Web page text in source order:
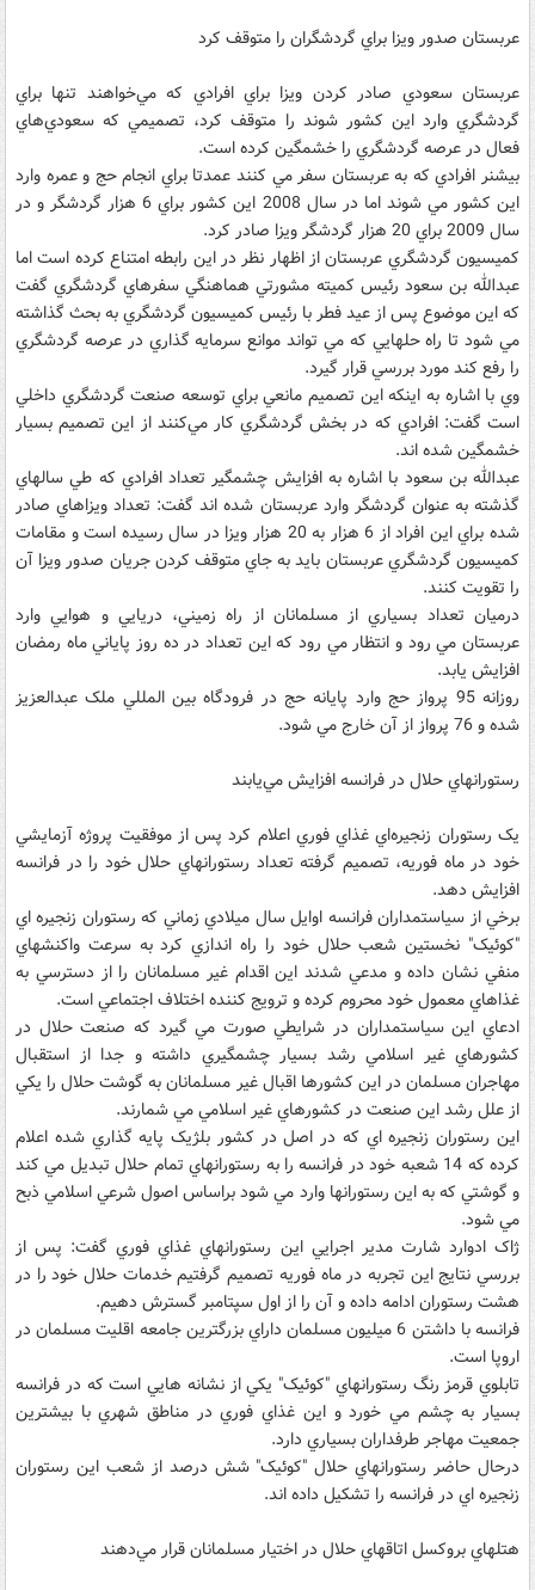
عربستان صدور ويزا براي گردشگران را متوقف کرد
عربستان سعودي صادر کردن ويزا براي افرادي که مي‌خواهند تنها براي
گردشگري وارد اين کشور شوند را متوقف کرد، تصميمي که سعودي‌هاي
فعال در عرصه گردشگري را خشمگين کرده است.
بيشنر افرادي که به عربستان سفر مي کنند عمدتا براي انجام حج و عمره وارد
اين کشور مي شوند اما در سال 2008 اين کشور براي 6 هزار گردشگر و در
سال 2009 براي 20 هزار گردشگر ويزا صادر کرد.
کميسيون گردشگري عربستان از اظهار نظر در اين رابطه امتناع کرده است اما
عبدالله بن سعود رئيس کميته مشورتي هماهنگي سفرهاي گردشگري گفت
که اين موضوع پس از عيد فطر با رئيس کميسيون گردشگري به بحث گذاشته
مي شود تا راه حلهايي که مي تواند موانع سرمايه گذاري در عرصه گردشگري
را رفع کند مورد بررسي قرار گيرد.
وي با اشاره به اينکه اين تصميم مانعي براي توسعه صنعت گردشگري داخلي
است گفت: افرادي که در بخش گردشگري کار مي‌کنند از اين تصميم بسيار
خشمگين شده اند.
عبدالله بن سعود با اشاره به افزايش چشمگير تعداد افرادي که طي سالهاي
گذشته به عنوان گردشگر وارد عربستان شده اند گفت: تعداد ويزاهاي صادر
شده براي اين افراد از 6 هزار به 20 هزار ويزا در سال رسيده است و مقامات
کميسيون گردشگري عربستان بايد به جاي متوقف کردن جريان صدور ويزا آن
را تقويت کنند.
درميان تعداد بسياري از مسلمانان از راه زميني، دريايي و هوايي وارد
عربستان مي رود و انتظار مي رود که اين تعداد در ده روز پاياني ماه رمضان
افزايش يابد.
روزانه 95 پرواز حج وارد پايانه حج در فرودگاه بين المللي ملک عبدالعزيز
شده و 76 پرواز از آن خارج مي شود.
رستورانهاي حلال در فرانسه افزايش مي‌يابند
يک رستوران زنجيره‌اي غذاي فوري اعلام کرد پس از موفقيت پروژه آزمايشي
خود در ماه فوريه، تصميم گرفته تعداد رستورانهاي حلال خود را در فرانسه
افزايش دهد.
برخي از سياستمداران فرانسه اوايل سال ميلادي زماني که رستوران زنجيره اي
"کوئيک" نخستين شعب حلال خود را راه اندازي کرد به سرعت واکنشهاي
منفي نشان داده و مدعي شدند اين اقدام غير مسلمانان را از دسترسي به
غذاهاي معمول خود محروم کرده و ترويج کننده اختلاف اجتماعي است.
ادعاي اين سياستمداران در شرايطي صورت مي گيرد که صنعت حلال در
کشورهاي غير اسلامي رشد بسيار چشمگيري داشته و جدا از استقبال
مهاجران مسلمان در اين کشورها اقبال غير مسلمانان به گوشت حلال را يکي
از علل رشد اين صنعت در کشورهاي غير اسلامي مي شمارند.
اين رستوران زنجيره اي که در اصل در کشور بلژيک پايه گذاري شده اعلام
کرده که 14 شعبه خود در فرانسه را به رستورانهاي تمام حلال تبديل مي کند
و گوشتي که به اين رستورانها وارد مي شود براساس اصول شرعي اسلامي ذبح
مي شود.
ژاک ادوارد شارت مدير اجرايي اين رستورانهاي غذاي فوري گفت: پس از
بررسي نتايج اين تجربه در ماه فوريه تصميم گرفتيم خدمات حلال خود را در
هشت رستوران ادامه داده و آن را از اول سپتامبر گسترش دهيم.
فرانسه با داشتن 6 ميليون مسلمان داراي بزرگترين جامعه اقليت مسلمان در
اروپا است.
تابلوي قرمز رنگ رستورانهاي "کوئيک" يکي از نشانه هايي است که در فرانسه
بسيار به چشم مي خورد و اين غذاي فوري در مناطق شهري با بيشترين
جمعيت مهاجر طرفداران بسياري دارد.
درحال حاضر رستورانهاي حلال "کوئيک" شش درصد از شعب اين رستوران
زنجيره اي در فرانسه را تشکيل داده اند.
هتلهاي بروکسل اتاقهاي حلال در اختيار مسلمانان قرار مي‌دهند